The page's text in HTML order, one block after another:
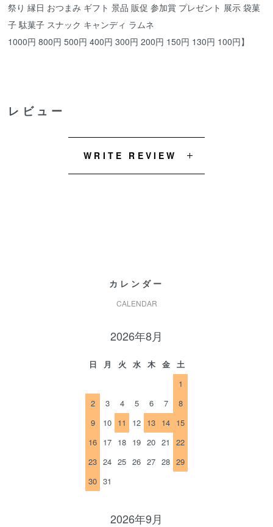
祭り 縁日 おつまみ ギフト 景品 販促 参加賞 プレゼント 展示 袋菓
子 駄菓子 スナック キャンディ ラムネ
1000円 800円 500円 400円 300円 200円 150円 130円 100円】
レビュー
WRITE REVIEW
カレンダー
CALENDAR
2026年8月
日 月 火 水 木 金
土
1
2
3 4 5 6 7
8
9
10 11 12 13 14 15
16 17 18 19 20 21
22
23 24 25 26 27 28 29
30 31
2026年9月